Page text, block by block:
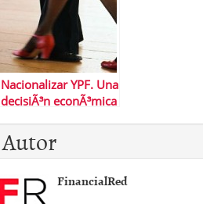
Nacionalizar YPF. Una
decisiÃ³n econÃ³mica
Autor
FinancialRed